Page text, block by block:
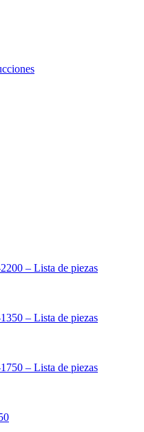
– Lista de piezas
– Lista de piezas
– Lista de piezas